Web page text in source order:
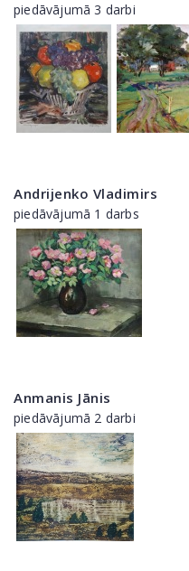
piedāvājumā 3 darbi
Andrijenko Vladimirs
piedāvājumā 1 darbs
Anmanis Jānis
piedāvājumā 2 darbi